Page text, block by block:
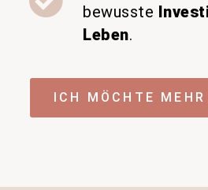
bewusste
Leben.
ICH MÖCHTE MEHR